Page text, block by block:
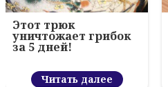
Этот трюк
уничтожает грибок
за 5 дней!
Читать далее